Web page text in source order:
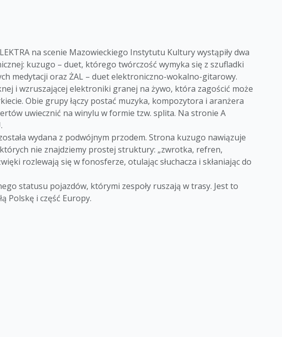
na scenie Mazowieckiego Instytutu Kultury wystąpiły dwa
kuzugo – duet, którego twórczość wymyka się z szufladki
medytacji oraz ŻAL – duet elektroniczno-wokalno-gitarowy.
i wzruszającej elektroniki granej na żywo, która zagościć może
Obie grupy łączy postać muzyka, kompozytora i aranżera
uwiecznić na winylu w formie tzw. splita. Na stronie A
wydana z podwójnym przodem. Strona kuzugo nawiązuje
nie znajdziemy prostej struktury: „zwrotka, refren,
rozlewają się w fonosferze, otulając słuchacza i skłaniając do
statusu pojazdów, którymi zespoły ruszają w trasy. Jest to
Polskę i część Europy.